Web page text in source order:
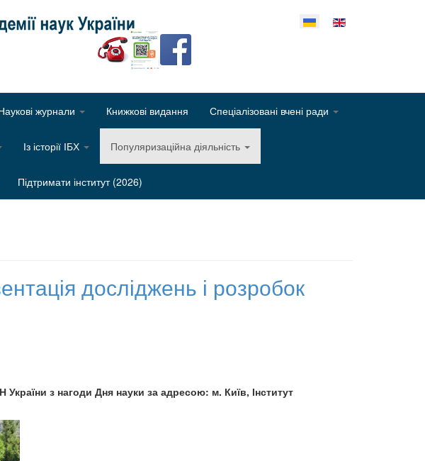
Оберіть свою мову
журнали Книжкові видання Спеціалізовані вчені ради
Із історії ІБХ Популяризаційна діяльність
Підтримати інститут (2026)
досліджень і розробок
з нагоди Дня науки за адресою: м. Київ, Інститут